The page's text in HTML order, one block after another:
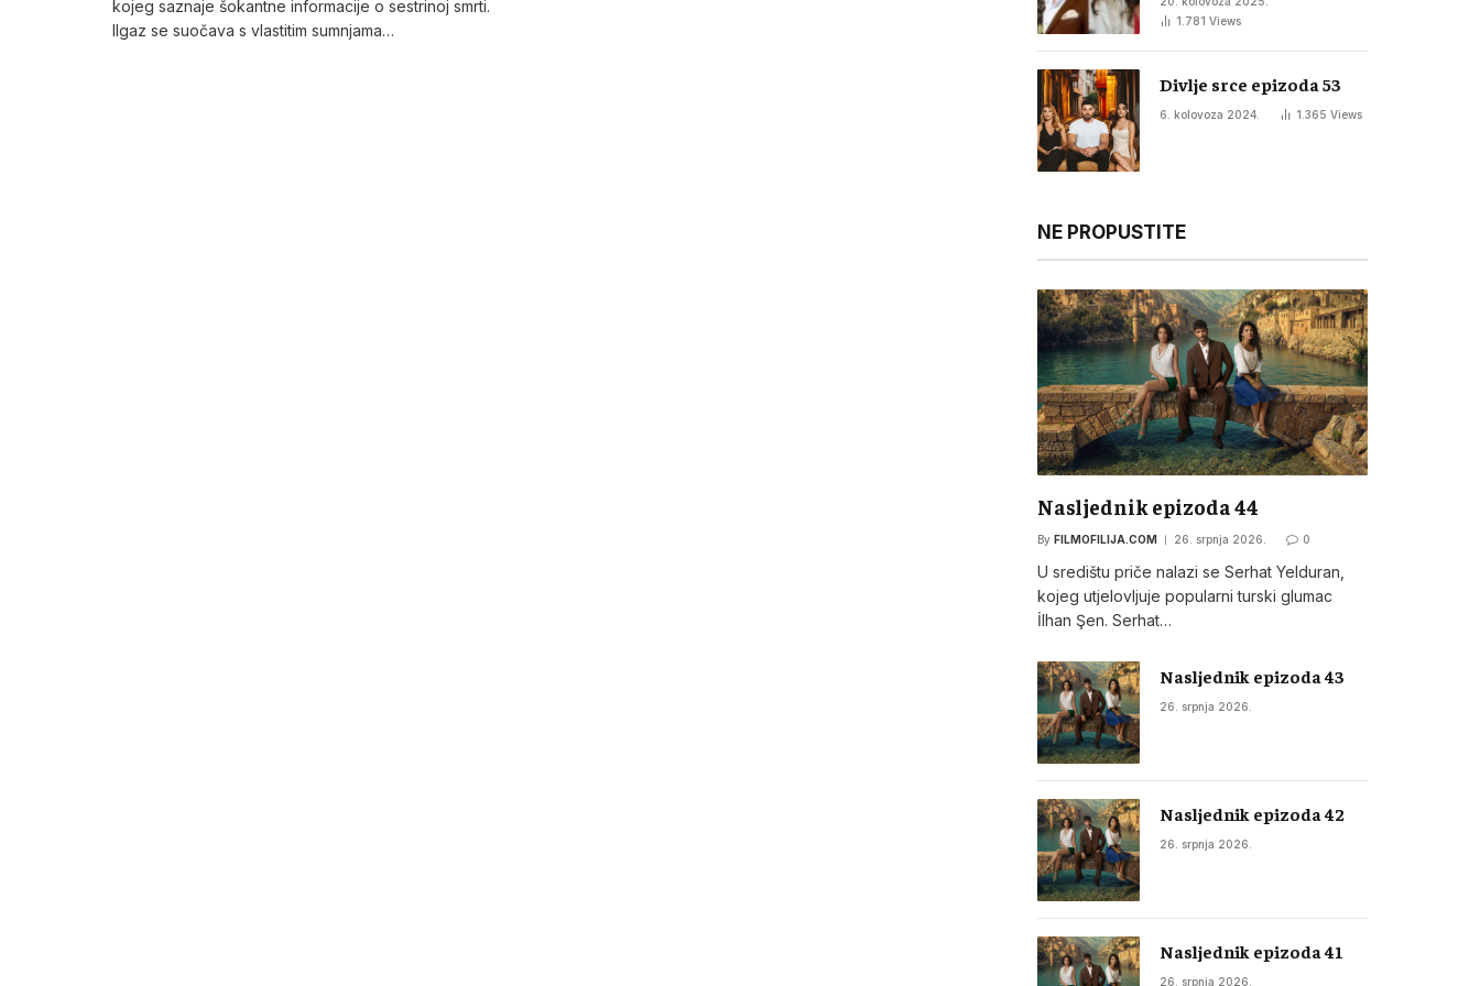
kojeg saznaje šokantne informacije o sestrinoj smrti.
Ilgaz se suočava s vlastitim sumnjama…
1.781 Views
Divlje srce epizoda 53
6. kolovoza 2024. 1.365 Views
NE PROPUSTITE
Nasljednik epizoda 44
By FILMOFILIJA.COM 26. srpnja 2026. 0
U središtu priče nalazi se Serhat Yelduran,
kojeg utjelovljuje popularni turski glumac
İlhan Şen. Serhat…
Nasljednik epizoda 43
26. srpnja 2026.
Nasljednik epizoda 42
26. srpnja 2026.
Nasljednik epizoda 41
26. srpnja 2026.